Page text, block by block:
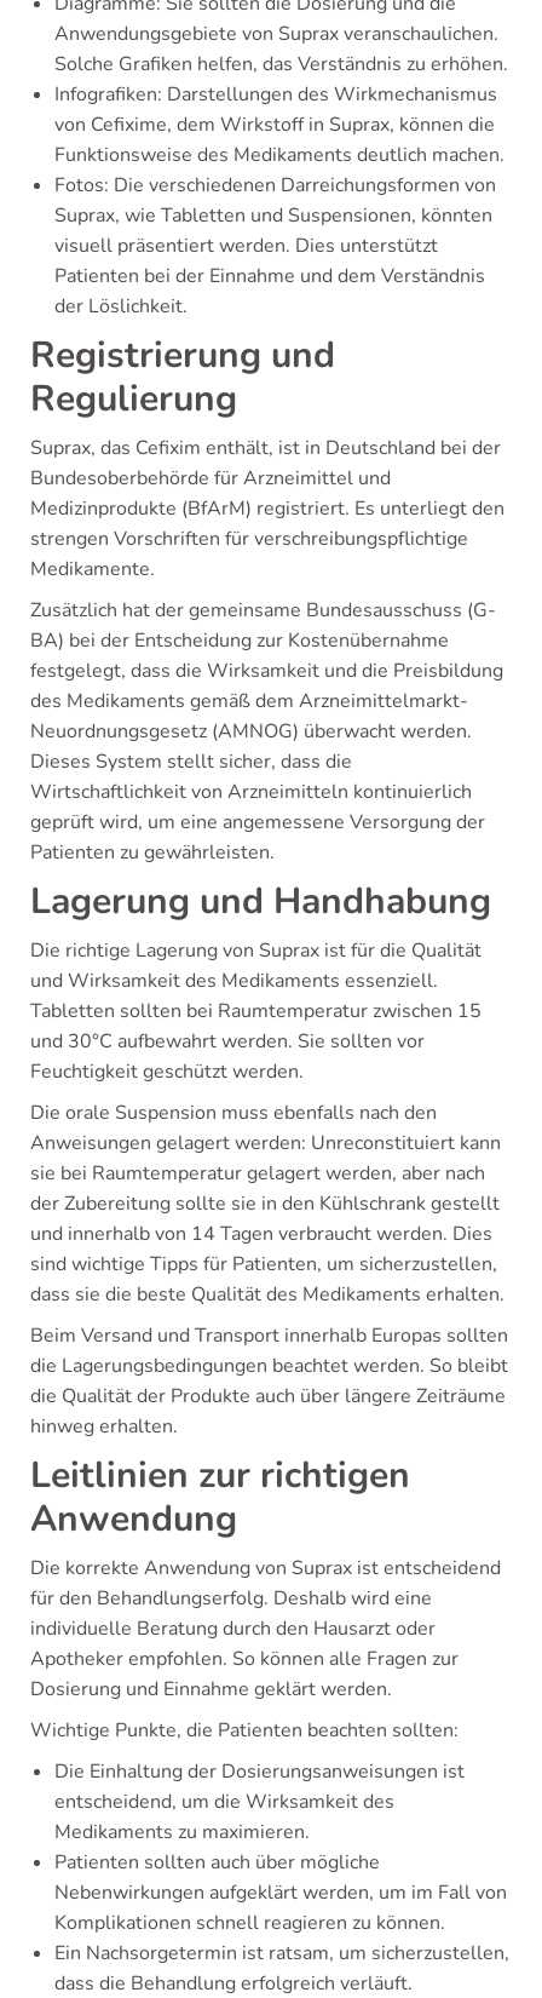
Anwendungsgebiete von Suprax veranschaulichen.
Solche Grafiken helfen, das Verständnis zu erhöhen.
Infografiken: Darstellungen des Wirkmechanismus
von Cefixime, dem Wirkstoff in Suprax, können die
Funktionsweise des Medikaments deutlich machen.
Fotos: Die verschiedenen Darreichungsformen von
Suprax, wie Tabletten und Suspensionen, könnten
visuell präsentiert werden. Dies unterstützt
Patienten bei der Einnahme und dem Verständnis
der Löslichkeit.
Registrierung und
Regulierung
Suprax, das Cefixim enthält, ist in Deutschland bei der
Bundesoberbehörde für Arzneimittel und
Medizinprodukte (BfArM) registriert. Es unterliegt den
strengen Vorschriften für verschreibungspflichtige
Medikamente.
Zusätzlich hat der gemeinsame Bundesausschuss (G-
BA) bei der Entscheidung zur Kostenübernahme
festgelegt, dass die Wirksamkeit und die Preisbildung
des Medikaments gemäß dem Arzneimittelmarkt-
Neuordnungsgesetz (AMNOG) überwacht werden.
Dieses System stellt sicher, dass die
Wirtschaftlichkeit von Arzneimitteln kontinuierlich
geprüft wird, um eine angemessene Versorgung der
Patienten zu gewährleisten.
Lagerung und Handhabung
Die richtige Lagerung von Suprax ist für die Qualität
und Wirksamkeit des Medikaments essenziell.
Tabletten sollten bei Raumtemperatur zwischen 15
und 30°C aufbewahrt werden. Sie sollten vor
Feuchtigkeit geschützt werden.
Die orale Suspension muss ebenfalls nach den
Anweisungen gelagert werden: Unreconstituiert kann
sie bei Raumtemperatur gelagert werden, aber nach
der Zubereitung sollte sie in den Kühlschrank gestellt
und innerhalb von 14 Tagen verbraucht werden. Dies
sind wichtige Tipps für Patienten, um sicherzustellen,
dass sie die beste Qualität des Medikaments erhalten.
Beim Versand und Transport innerhalb Europas sollten
die Lagerungsbedingungen beachtet werden. So bleibt
die Qualität der Produkte auch über längere Zeiträume
hinweg erhalten.
Leitlinien zur richtigen
Anwendung
Die korrekte Anwendung von Suprax ist entscheidend
für den Behandlungserfolg. Deshalb wird eine
individuelle Beratung durch den Hausarzt oder
Apotheker empfohlen. So können alle Fragen zur
Dosierung und Einnahme geklärt werden.
Wichtige Punkte, die Patienten beachten sollten:
Die Einhaltung der Dosierungsanweisungen ist
entscheidend, um die Wirksamkeit des
Medikaments zu maximieren.
Patienten sollten auch über mögliche
Nebenwirkungen aufgeklärt werden, um im Fall von
Komplikationen schnell reagieren zu können.
Ein Nachsorgetermin ist ratsam, um sicherzustellen,
dass die Behandlung erfolgreich verläuft.